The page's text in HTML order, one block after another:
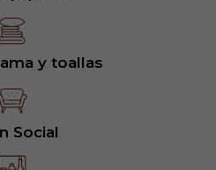
y toallas
Social